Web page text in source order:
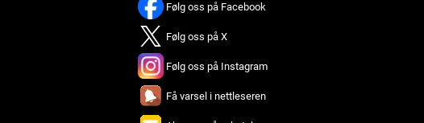
Følg oss på Facebook
Følg oss på X
Følg oss på Instagram
Få varsel i nettleseren